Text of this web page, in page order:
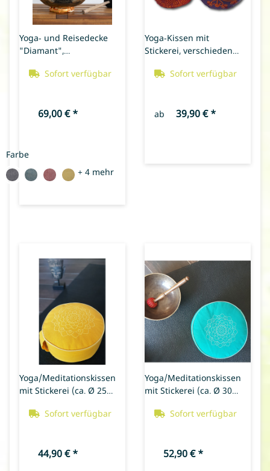
Yoga- und Reisedecke
"Diamant",
Sofort verfügbar
69,00 €*
Farbe
dunkles Blau
Grün Rot Gelb
+ 4 mehr
Yoga-Kissen mit
Stickerei, verschiedene
Sofort verfügbar
ab 39,90 €*
Yoga/Meditationskissen
mit Stickerei (ca. Ø 25
verschiedene Farben
Sofort verfügbar
44,90 €*
Yoga/Meditationskissen
mit Stickerei (ca. Ø 30
verschiedene Farben
Sofort verfügbar
52,90 €*